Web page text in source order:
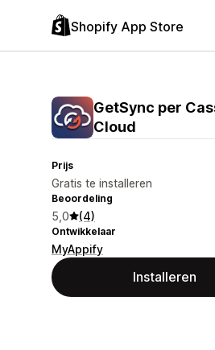
Shopify App Store
GetSync per
Cloud
Prijs
Gratis te installeren
Beoordeling
5,0 (4)
Ontwikkelaar
MyAppify
Installeren